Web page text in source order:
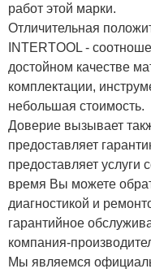
работ этой марки.
Отличительная
INTERTOOL -
достойном качестве
комплектации,
небольшая стоимость.
Доверие вызывает
предоставляет
предоставляет услуги
время Вы можете
диагностикой и
гарантийное
компания-
Мы являемся